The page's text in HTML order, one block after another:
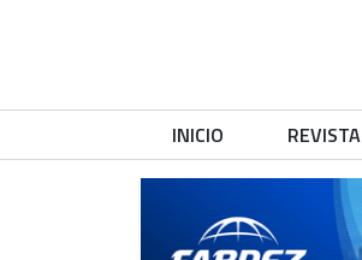
INICIO REVISTA